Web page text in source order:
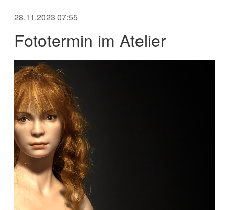
28.11.2023 07:55
Fototermin im Atelier